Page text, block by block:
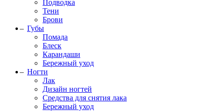
Подводка
Тени
Брови
Губы
Помада
Блеск
Карандаши
Бережный уход
Ногти
Лак
Дизайн ногтей
Средства для снятия лака
Бережный уход